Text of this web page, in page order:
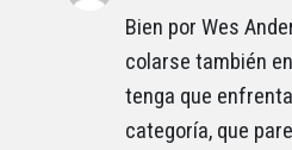
Bien por Wes
colarse también
tenga que
categoría, que